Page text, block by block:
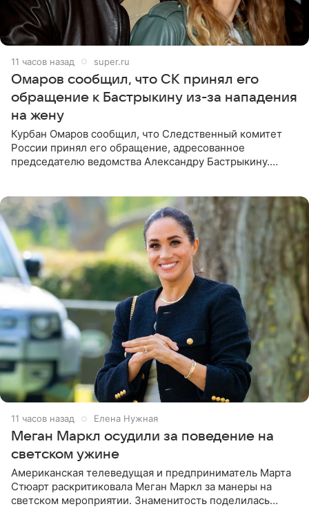
11 часов назад super.ru
Омаров сообщил, что СК принял его
обращение к Бастрыкину из-за нападения
на жену
Курбан Омаров сообщил, что Следственный комитет
России принял его обращение, адресованное
председателю ведомства Александру Бастрыкину.
11 часов назад Елена Нужная
Меган Маркл осудили за поведение на
светском ужине
Американская телеведущая и предприниматель Марта
Стюарт раскритиковала Меган Маркл за манеры на
светском мероприятии. Знаменитость поделилась